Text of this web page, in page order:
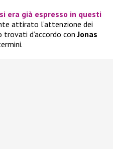
era già espresso in questi
attirato l’attenzione dei
trovati d’accordo conJonas